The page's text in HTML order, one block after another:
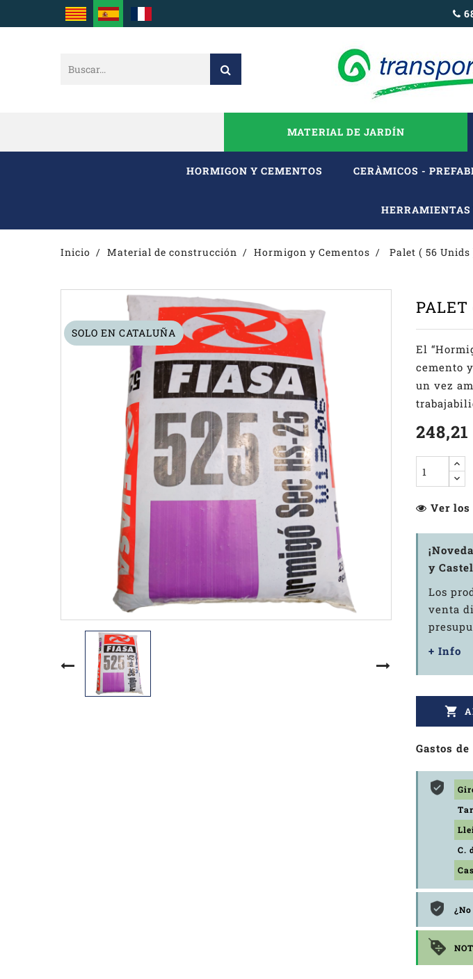
MATERIAL DE JARDÍN
HORMIGON Y CEMENTOS CERÀMICOS -
HERRAMIENTAS
Inicio Material de construcción Hormigon y Cementos Palet ( 56 Unids
SOLO EN CATALUÑA
PALET
El
cemento
un vez
248,21
Ver los
y
Los
venta
+ Info

Gastos
C.